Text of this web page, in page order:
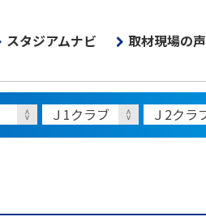
スタジアムナビ 取材現場の声